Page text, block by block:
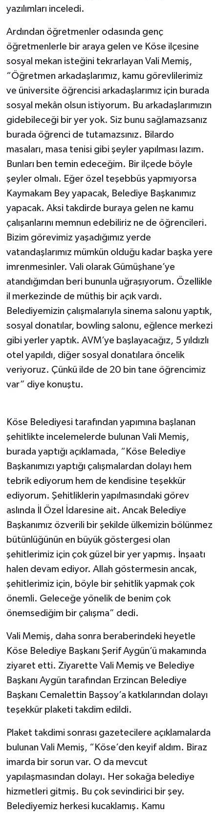
yazılımları inceledi.
Ardından öğretmenler odasında genç
öğretmenlerle bir araya gelen ve Köse ilçesine
sosyal mekan isteğini tekrarlayan Vali Memiş,
“Öğretmen arkadaşlarımız, kamu görevlilerimiz
ve üniversite öğrencisi arkadaşlarımız için burada
sosyal mekân olsun istiyorum. Bu arkadaşlarımızın
gidebileceği bir yer yok. Siz bunu sağlamazsanız
burada öğrenci de tutamazsınız. Bilardo
masaları, masa tenisi gibi şeyler yapılması lazım.
Bunları ben temin edeceğim. Bir ilçede böyle
şeyler olmalı. Eğer özel teşebbüs yapmıyorsa
Kaymakam Bey yapacak, Belediye Başkanımız
yapacak. Aksi takdirde buraya gelen ne kamu
çalışanlarını memnun edebiliriz ne de öğrencileri.
Bizim görevimiz yaşadığımız yerde
vatandaşlarımız mümkün olduğu kadar başka yere
imrenmesinler. Vali olarak Gümüşhane’ye
atandığımdan beri bununla uğraşıyorum. Özellikle
il merkezinde de müthiş bir açık vardı.
Belediyemizin çalışmalarıyla sinema salonu yaptık,
sosyal donatılar, bowling salonu, eğlence merkezi
gibi yerler yaptık. AVM’ye başlayacağız, 5 yıldızlı
otel yapıldı, diğer sosyal donatılara öncelik
veriyoruz. Çünkü ilde de 20 bin tane öğrencimiz
var” diye konuştu.
Köse Belediyesi tarafından yapımına başlanan
şehitlikte incelemelerde bulunan Vali Memiş,
burada yaptığı açıklamada, “Köse Belediye
Başkanımızı yaptığı çalışmalardan dolayı hem
tebrik ediyorum hem de kendisine teşekkür
ediyorum. Şehitliklerin yapılmasındaki görev
aslında İl Özel İdaresine ait. Ancak Belediye
Başkanımız özverili bir şekilde ülkemizin bölünmez
bütünlüğünün en büyük göstergesi olan
şehitlerimiz için çok güzel bir yer yapmış. İnşaatı
halen devam ediyor. Allah göstermesin ancak,
şehitlerimiz için, böyle bir şehitlik yapmak çok
önemli. Geleceğe yönelik de benim çok
önemsediğim bir çalışma” dedi.
Vali Memiş, daha sonra beraberindeki heyetle
Köse Belediye Başkanı Şerif Aygün’ü makamında
ziyaret etti. Ziyarette Vali Memiş ve Belediye
Başkanı Aygün tarafından Erzincan Belediye
Başkanı Cemalettin Başsoy’a katkılarından dolayı
teşekkür plaketi takdim edildi.
Plaket takdimi sonrası gazetecilere açıklamalarda
bulunan Vali Memiş, “Köse’den keyif aldım. Biraz
imarda bir sorun var. O da mevcut
yapılaşmasından dolayı. Her sokağa belediye
hizmetleri gitmiş. Bu çok sevindirici bir şey.
Belediyemiz herkesi kucaklamış. Kamu